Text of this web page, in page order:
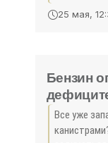
ливня.
контроле
легче.
25 мая,
Бензин
Все уже